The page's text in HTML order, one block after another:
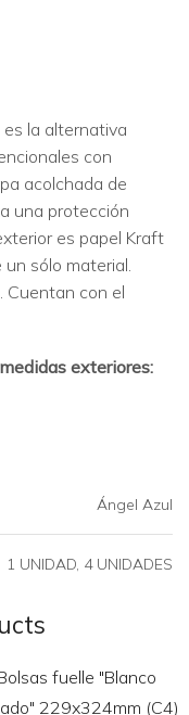
es la alternativa
con
acolchada de
una protección
es papel Kraft
un sólo material.
Cuentan con el
exteriores:
Ángel Azul
1 UNIDAD, 4 UNIDADES